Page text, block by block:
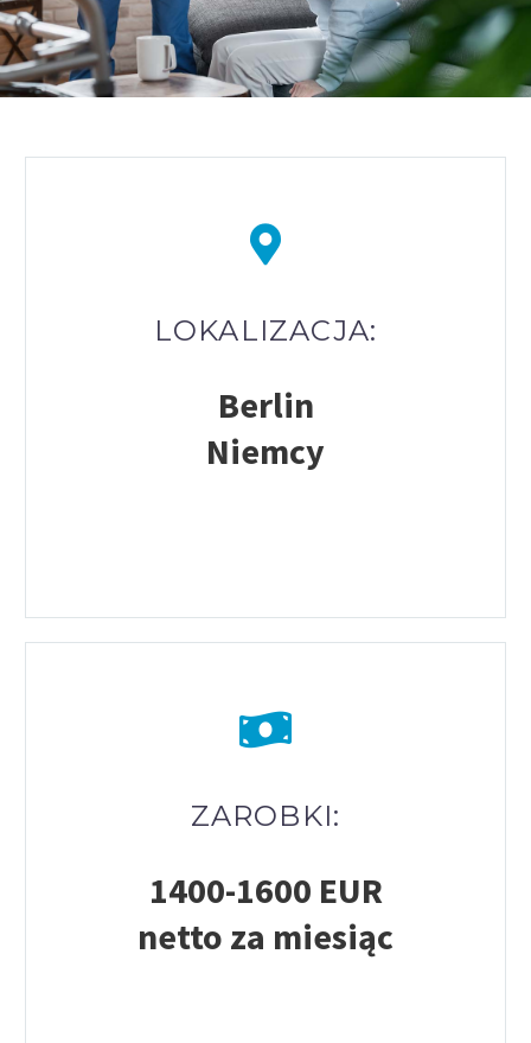
LOKALIZACJA:
Berlin
Niemcy
ZAROBKI:
1400-1600 EUR
netto za miesiąc